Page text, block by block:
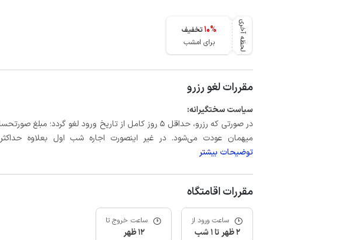
لحظه آخری 10%
تخفیف
برای امشب
مقررات لغو رزرو
سیاست سختگیرانه:
میهمان عودت می‌شود. در غیر اینصورت اجاره شب اول بعلاوه حداکثر 60 درصد شب‌های باقیمانده کسر می‌گردد.
توضیحات بیشتر
مقررات اقامتگاه
ساعت ورود از
2 ظهر تا 1 شب
ساعت خروج تا
12 ظهر